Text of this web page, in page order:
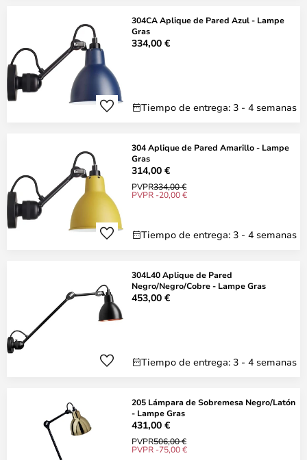
304CA Aplique de Pared Azul - Lampe
Gras
334,00 €
Tiempo de entrega: 3 - 4 semanas
304 Aplique de Pared Amarillo - Lampe
Gras
314,00 €
PVPR334,00 €
PVPR -20,00 €
Tiempo de entrega: 3 - 4 semanas
304L40 Aplique de Pared
Negro/Negro/Cobre - Lampe Gras
453,00 €
Tiempo de entrega: 3 - 4 semanas
205 Lámpara de Sobremesa Negro/Latón
- Lampe Gras
431,00 €
PVPR506,00 €
PVPR -75,00 €